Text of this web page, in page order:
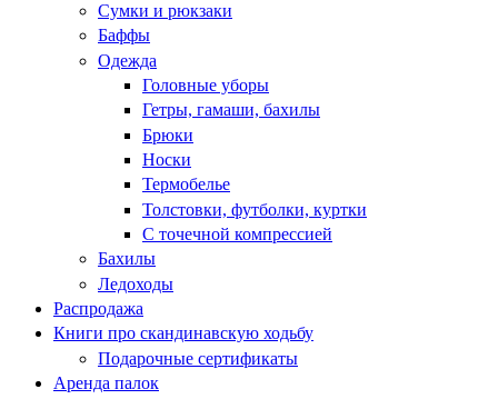
Сумки и рюкзаки
Баффы
Одежда
Головные уборы
Гетры, гамаши, бахилы
Брюки
Носки
Термобелье
Толстовки, футболки, куртки
С точечной компрессией
Бахилы
Ледоходы
Распродажа
Книги про скандинавскую ходьбу
Подарочные сертификаты
Аренда палок